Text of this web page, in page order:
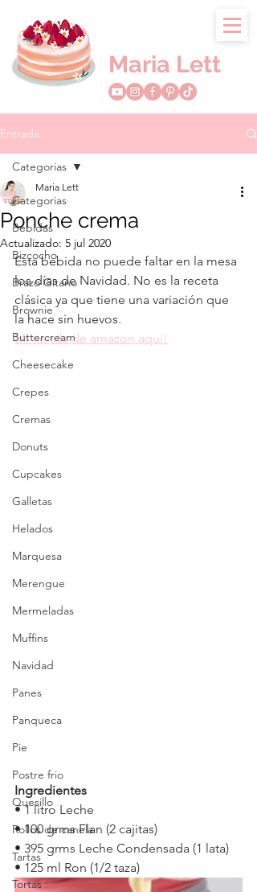
Maria Lett
Entrada
Categorias
Bebidas
Bizcocho
Brazo Gitano
Brownie
Buttercream
Cheesecake
Crepes
Cremas
Donuts
Cupcakes
Galletas
Helados
Marquesa
Merengue
Mermeladas
Muffins
Navidad
Panes
Panqueca
Pie
Postre frio
Quesillo
Rollos de canela
Tartas
Tortas
Categorias
Ponche crema
Maria Lett
Actualizado: 5 jul 2020
Esta bebida no puede faltar en la mesa
los días de Navidad. No es la receta
clásica ya que tiene una variación que
la hace sin huevos.
Mi tienda de amazon aqui!
Ingredientes
• 1 litro Leche
• 100 grms Flan (2 cajitas)
• 395 grms Leche Condensada (1 lata)
• 125 ml Ron (1/2 taza)